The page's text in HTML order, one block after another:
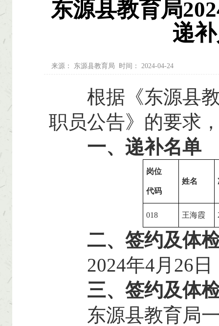
东源县教育局
递
来源： 东源县教育局 时间： 2024-04-24
根据《东源县教
职员公告》的要求
一、递补名单
岗位
代码
姓名
018 王海霞
二、 签约及体
2024年4月26日
三、签约及体
东源县教育局一